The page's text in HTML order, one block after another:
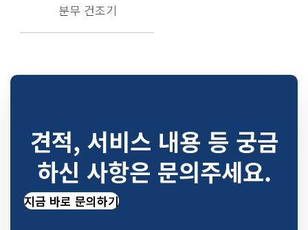
분무 건조기
견적, 서비스 내용 등 궁금
하신 사항은 문의주세요.
지금 바로 문의하기